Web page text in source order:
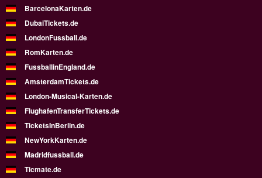
BarcelonaKarten.de
DubaiTickets.de
LondonFussball.de
RomKarten.de
FussballinEngland.de
AmsterdamTickets.de
London-Musical-Karten.de
FlughafenTransferTickets.de
TicketsInBerlin.de
NewYorkKarten.de
Madridfussball.de
Ticmate.de